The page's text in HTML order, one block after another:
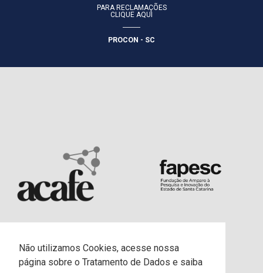
Não utilizamos Cookies, acesse nossa
página sobre o Tratamento de Dados e saiba
PARA RECLAMAÇÕES
CLIQUE AQUI
PROCON - SC